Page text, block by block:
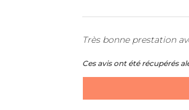
Très bonne prestation
Ces avis ont été récupérés